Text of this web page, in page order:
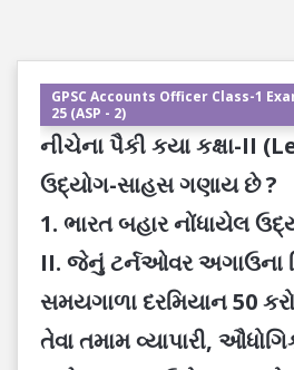
GPSC Accounts Officer Class-1
25 (ASP - 2)
નીચેના પૈકી કયા કક્ષા-II
ઉદ્યોગ-સાહસ ગણાય છે ?
1. ભારત બહાર નોંધાયેલ
II. જેનું ટર્નઓવર અગાઉના
સમયગાળા દરમિયાન 50
તેવા તમામ વ્યાપારી,